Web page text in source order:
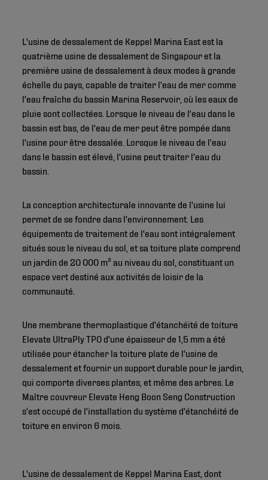
L'usine de dessalement de Keppel Marina East est la
quatrième usine de dessalement de Singapour et la
première usine de dessalement à deux modes à grande
échelle du pays, capable de traiter l'eau de mer comme
l'eau fraîche du bassin Marina Reservoir, où les eaux de
pluie sont collectées. Lorsque le niveau de l'eau dans le
bassin est bas, de l'eau de mer peut être pompée dans
l'usine pour être dessalée. Lorsque le niveau de l'eau
dans le bassin est élevé, l'usine peut traiter l'eau du
bassin.
La conception architecturale innovante de l'usine lui
permet de se fondre dans l'environnement. Les
équipements de traitement de l'eau sont intégralement
situés sous le niveau du sol, et sa toiture plate comprend
un jardin de 20 000 m² au niveau du sol, constituant un
espace vert destiné aux activités de loisir de la
communauté.
Une membrane thermoplastique d'étanchéité de toiture
Elevate UltraPly TPO d'une épaisseur de 1,5 mm a été
utilisée pour étancher la toiture plate de l'usine de
dessalement et fournir un support durable pour le jardin,
qui comporte diverses plantes, et même des arbres. Le
Maître couvreur Elevate Heng Boon Seng Construction
s'est occupé de l'installation du système d'étanchéité de
toiture en environ 6 mois.
L'usine de dessalement de Keppel Marina East, dont